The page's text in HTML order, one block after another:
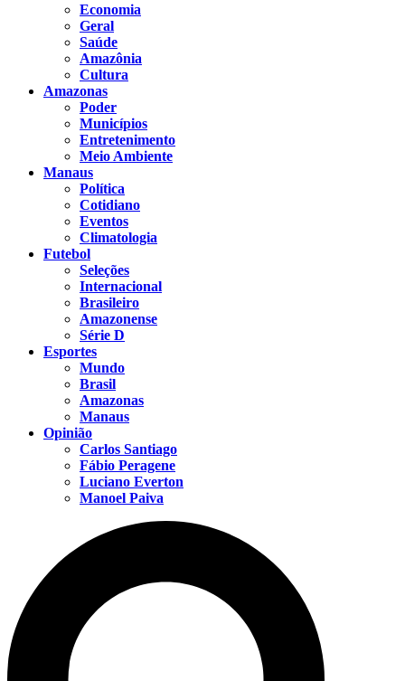
Economia
Geral
Saúde
Amazônia
Cultura
Amazonas
Poder
Municípios
Entretenimento
Meio Ambiente
Manaus
Política
Cotidiano
Eventos
Climatologia
Futebol
Seleções
Internacional
Brasileiro
Amazonense
Série D
Esportes
Mundo
Brasil
Amazonas
Manaus
Opinião
Carlos Santiago
Fábio Peragene
Luciano Everton
Manoel Paiva